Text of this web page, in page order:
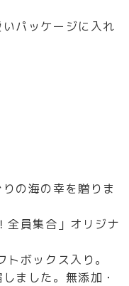
パッケージに入れ
の海の幸を贈りま
全員集合」オリジナ
ボックス入り。
ました。無添加・